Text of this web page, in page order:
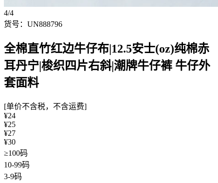
4/4
货号：UN888796
全棉直竹红边牛仔布|12.5安士(oz)纯棉赤
耳丹宁|梭织四片右斜|潮牌牛仔裤 牛仔外
套面料
[单价不含税，不含运费]
¥24
¥25
¥27
¥30
≥100码
10-99码
3-9码